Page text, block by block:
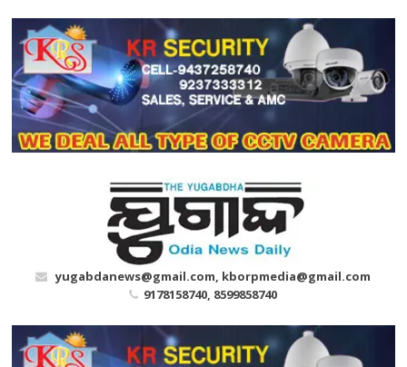
content
yugabdanews@gmail.com, kborpmedia@gmail.com
9178158740, 8599858740